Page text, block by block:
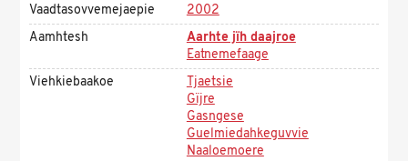
Vaadtasovvemejaepie
2002
Aamhtesh
Aarhte jïh daajroe
Eatnemefaage
Viehkiebaakoe
Tjaetsie
Gïjre
Gasngese
Guelmiedahkeguvvie
Naaloemoere